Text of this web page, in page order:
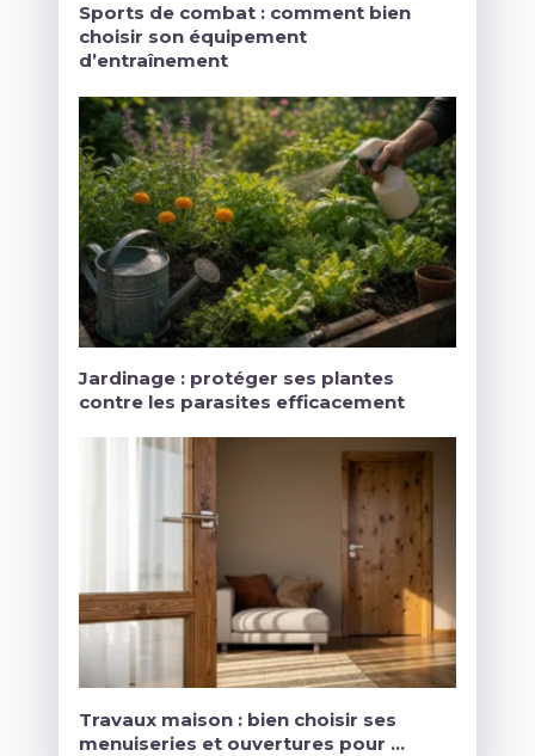
Sports de combat : comment bien
choisir son équipement
d’entraînement
Jardinage : protéger ses plantes
contre les parasites efficacement
Travaux maison : bien choisir ses
menuiseries et ouvertures pour …